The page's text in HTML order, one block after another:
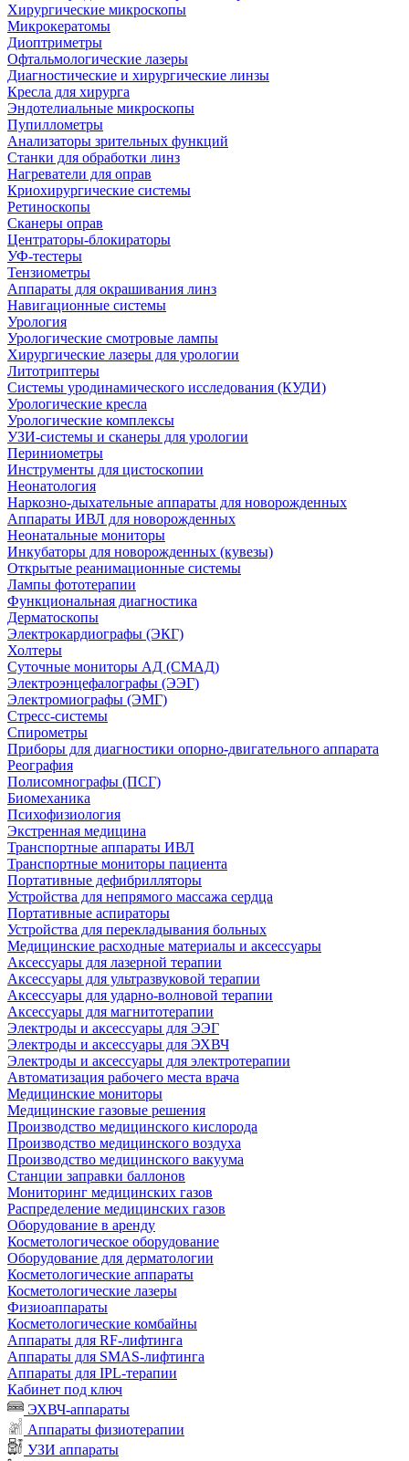
Хирургические микроскопы
Микрокератомы
Диоптриметры
Офтальмологические лазеры
Диагностические и хирургические линзы
Кресла для хирурга
Эндотелиальные микроскопы
Пупиллометры
Анализаторы зрительных функций
Станки для обработки линз
Нагреватели для оправ
Криохирургические системы
Ретиноскопы
Сканеры оправ
Центраторы-блокираторы
УФ-тестеры
Тензиометры
Аппараты для окрашивания линз
Навигационные системы
Урология
Урологические смотровые лампы
Хирургические лазеры для урологии
Литотриптеры
Системы уродинамического исследования (КУДИ)
Урологические кресла
Урологические комплексы
УЗИ-системы и сканеры для урологии
Периниометры
Инструменты для цистоскопии
Неонатология
Наркозно-дыхательные аппараты для новорожденных
Аппараты ИВЛ для новорожденных
Неонатальные мониторы
Инкубаторы для новорожденных (кувезы)
Открытые реанимационные системы
Лампы фототерапии
Функциональная диагностика
Дерматоскопы
Электрокардиографы (ЭКГ)
Холтеры
Суточные мониторы АД (СМАД)
Электроэнцефалографы (ЭЭГ)
Электромиографы (ЭМГ)
Стресс-системы
Спирометры
Приборы для диагностики опорно-двигательного аппарата
Реография
Полисомнографы (ПСГ)
Биомеханика
Психофизиология
Экстренная медицина
Транспортные аппараты ИВЛ
Транспортные мониторы пациента
Портативные дефибрилляторы
Устройства для непрямого массажа сердца
Портативные аспираторы
Устройства для перекладывания больных
Медицинские расходные материалы и аксессуары
Аксессуары для лазерной терапии
Аксессуары для ультразвуковой терапии
Аксессуары для ударно-волновой терапии
Аксессуары для магнитотерапии
Электроды и аксессуары для ЭЭГ
Электроды и аксессуары для ЭХВЧ
Электроды и аксессуары для электротерапии
Автоматизация рабочего места врача
Медицинские мониторы
Медицинские газовые решения
Производство медицинского кислорода
Производство медицинского воздуха
Производство медицинского вакуума
Станции заправки баллонов
Мониторинг медицинских газов
Распределение медицинских газов
Оборудование в аренду
Косметологическое оборудование
Оборудование для дерматологии
Косметологические аппараты
Косметологические лазеры
Физиоаппараты
Косметологические комбайны
Аппараты для RF-лифтинга
Аппараты для SMAS-лифтинга
Аппараты для IPL-терапии
Кабинет под ключ
ЭХВЧ-аппараты
Аппараты физиотерапии
УЗИ аппараты